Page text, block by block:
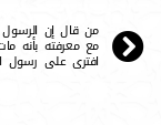
من قال إن
مع معرفته بأنه
افترى على رسول